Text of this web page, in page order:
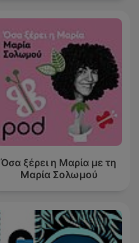
Όσα ξέρει η Μαρία με τη
Μαρία Σολωμού